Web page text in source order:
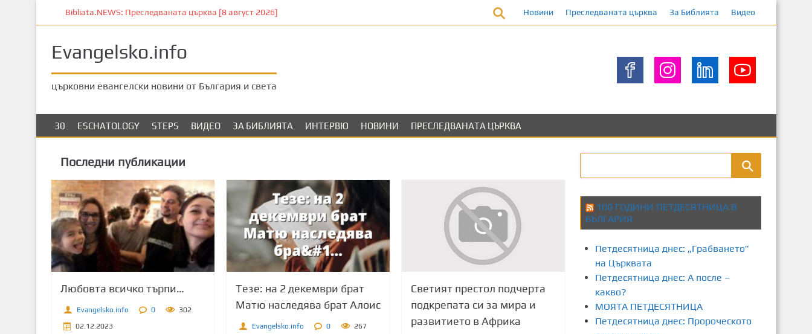
к
Bibliata.NEWS: Преследваната църква [8 август 2026] Новини Преследваната църква За Библията Видео
Evangelsko.info
църковни евангелски новини от България и света
30 ESCHATOLOGY STEPS ВИДЕО ЗА БИБЛИЯТА ИНТЕРВЮ НОВИНИ ПРЕСЛЕДВАНАТА ЦЪРКВА
Последни публикации
Любовта всичко търпи…
Evangelsko.info 0
302
02.12.2023
Тезе: на 2 декември брат
Матю наследява брат Алоис
Evangelsko.info 0
267
Светият престол подчерта
подкрепата си за мира и
развитието в Африка
100 ГОДИНИ ПЕТДЕСЯТНИЦА В
БЪЛГАРИЯ
Петдесятница днес: „Грабването”
на Църквата
Петдесятница днес: А после –
какво?
МОЯТА ПЕТДЕСЯТНИЦА
Петдесятница днес: Пророческото